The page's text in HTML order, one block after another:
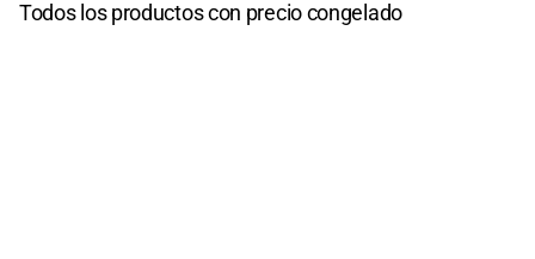
Todos los productos con precio congelado